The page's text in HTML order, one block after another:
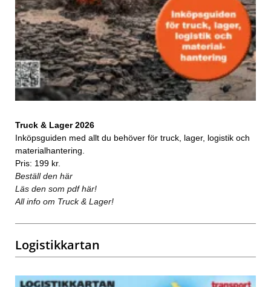
Truck & Lager 2026
Inköpsguiden med allt du behöver för truck, lager, logistik och
materialhantering.
Pris: 199 kr.
Beställ den här
Läs den som pdf här!
All info om Truck & Lager!
Logistikkartan